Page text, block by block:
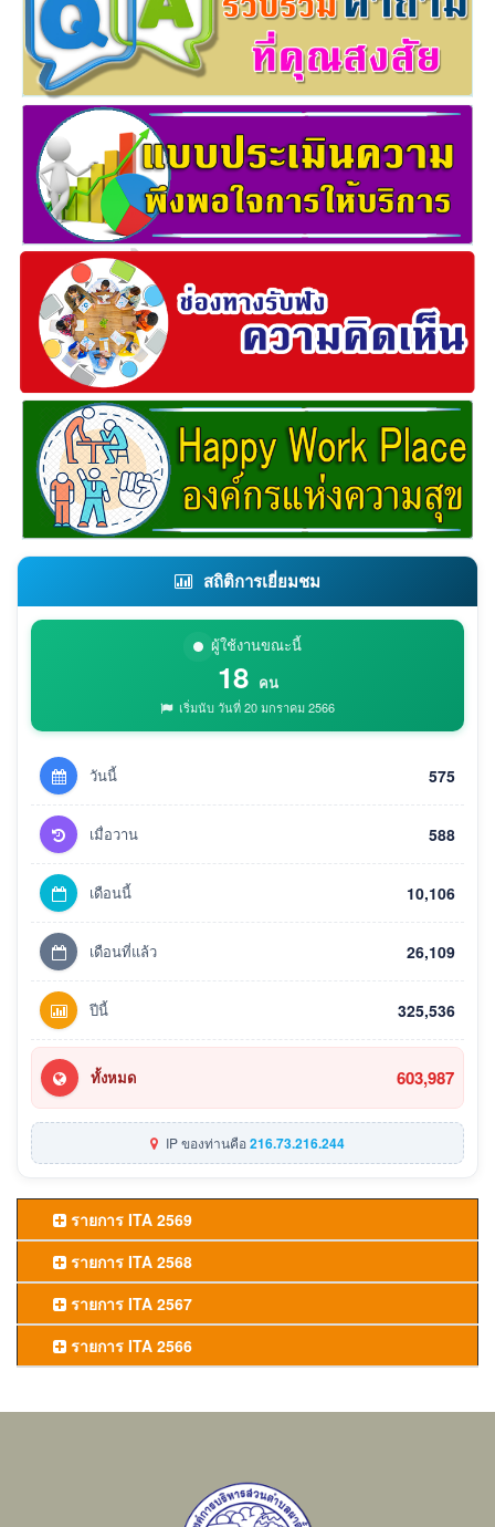
สถิติการเยี่ยมชม
ผู้ใช้งานขณะนี้
18 คน
เริ่มนับ วันที่ 20 มกราคม 2566
วันนี้ 575
เมื่อวาน 588
เดือนนี้ 10,106
เดือนที่แล้ว 26,109
ปีนี้ 325,536
ทั้งหมด 603,987
IP ของท่านคือ216.73.216.244
รายการ ITA 2569
รายการ ITA 2568
รายการ ITA 2567
รายการ ITA 2566